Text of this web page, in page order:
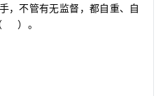
，不管有无监督，都自重、自
） 。